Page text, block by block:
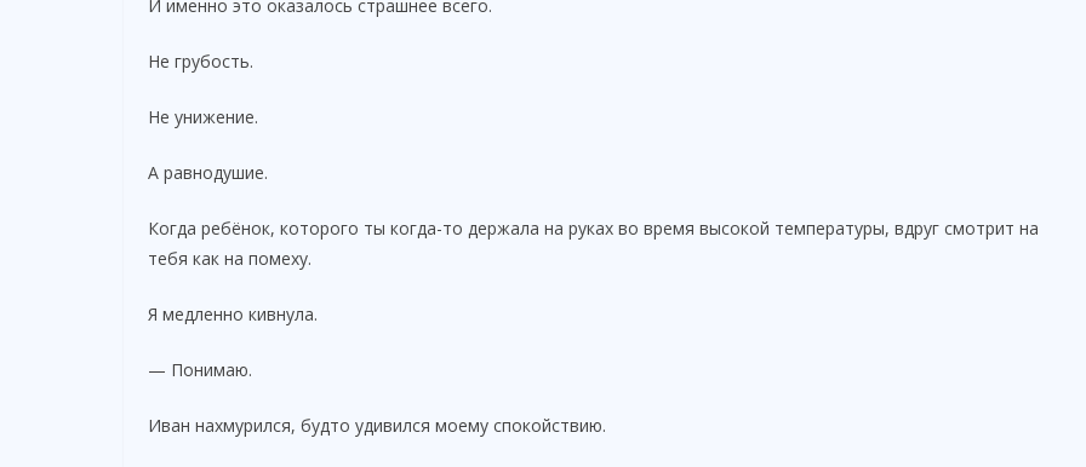
И именно это оказалось страшнее всего.
Не грубость.
Не унижение.
А равнодушие.
Когда ребёнок, которого ты когда-то держала на руках во время высокой температуры, вдруг смотрит на
тебя как на помеху.
Я медленно кивнула.
— Понимаю.
Иван нахмурился, будто удивился моему спокойствию.